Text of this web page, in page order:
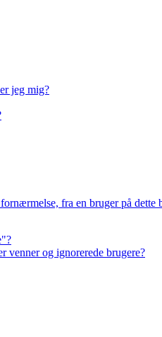
jeg mig?
fra en bruger på dette
venner og ignorerede brugere?